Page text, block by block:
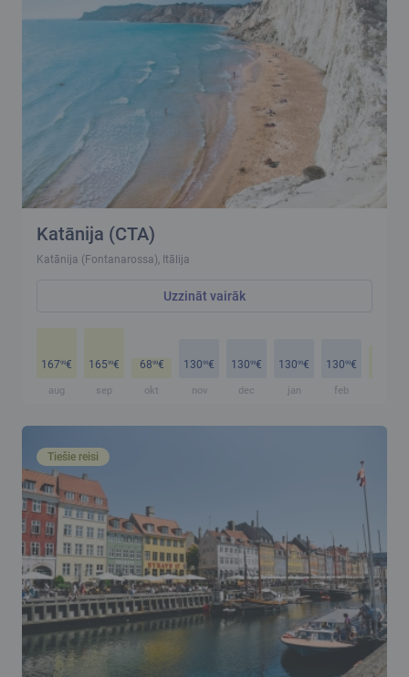
Katānija (CTA)
Katānija (Fontanarossa), Itālija
Uzzināt vairāk
16799€
aug
16599€
sep
6899€
okt
13099€
nov
13099€
dec
13099€
jan
13099€
feb
Tiešie reisi